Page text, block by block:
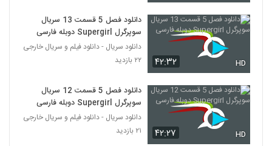
۴۲:۳۲ HD
دانلود فصل 5 قسمت 13 سریال
سوپرگرل Supergirl دوبله فارسی
دانلود سریال - دانلود فیلم و سریال خارجی
۲۲ بازدید
۴۲:۲۷ HD
دانلود فصل 5 قسمت 12 سریال
سوپرگرل Supergirl دوبله فارسی
دانلود سریال - دانلود فیلم و سریال خارجی
۲۱ بازدید